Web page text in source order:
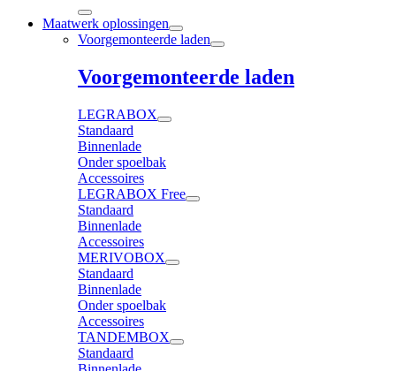
Maatwerk oplossingen
Voorgemonteerde laden
Voorgemonteerde laden
LEGRABOX
Standaard
Binnenlade
Onder spoelbak
Accessoires
LEGRABOX Free
Standaard
Binnenlade
Accessoires
MERIVOBOX
Standaard
Binnenlade
Onder spoelbak
Accessoires
TANDEMBOX
Standaard